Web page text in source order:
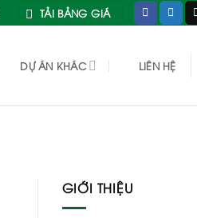
TẢI BẢNG GIÁ
DỰ ÁN KHÁC LIÊN HỆ
GIỚI THIỆU